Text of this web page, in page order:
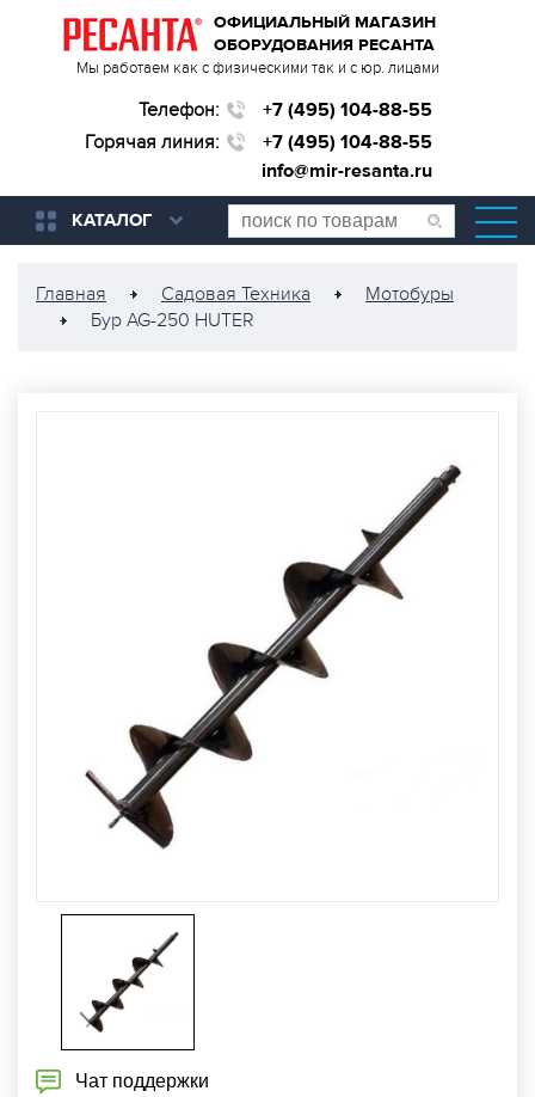
ОФИЦИАЛЬНЫЙ МАГАЗИН
ОБОРУДОВАНИЯ РЕСАНТА
Мы работаем как с физическими так и с юр. лицами
Телефон:
+7 (495) 104-88-55
Горячая линия:
+7 (495) 104-88-55
info@mir-resanta.ru
КАТАЛОГ
Главная Садовая Техника
Мотобуры
Бур AG-250 HUTER
Чат поддержки